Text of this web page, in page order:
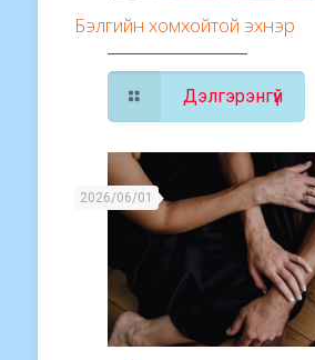
Бэлгийн хомхойтой эхнэр
Дэлгэрэнгүй
2026/06/01